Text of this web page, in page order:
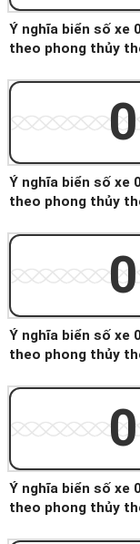
Ý nghĩa biển số xe
theo phong thủy
Ý nghĩa biển số xe
theo phong thủy
Ý nghĩa biển số xe
theo phong thủy
Ý nghĩa biển số xe
theo phong thủy